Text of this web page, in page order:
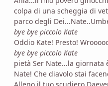
colpa di una scheggia di
parco degli
bye bye piccolo Kate
Oddio Kate! Presto!
bye bye piccolo Kate
pietà Ser Nate...la giornata
Nate! Che diavolo stai